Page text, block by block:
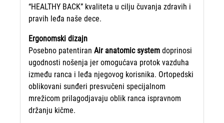
“HEALTHY BACK” kvaliteta u cilju čuvanja zdravih i
pravih leđa naše dece.
Ergonomski dizajn
Posebno patentiran Air anatomic system doprinosi
ugodnosti nošenja jer omogućava protok vazduha
između ranca i leđa njegovog korisnika. Ortopedski
oblikovani sunđeri presvučeni specijalnom
mrežicom prilagodjavaju oblik ranca ispravnom
držanju kičme.